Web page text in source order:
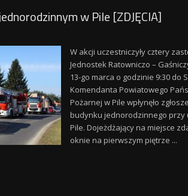
w Pile [ZDJĘCIA]
W akcji uczestniczyły cztery
Jednostek Ratowniczo –
13-go marca o godzinie 9:30 do
Komendanta Powiatowego
Pożarnej w Pile wpłynęło
budynku jednorodzinnego przy
Pile. Dojeżdżający na miejsce
oknie na pierwszym piętrze ...